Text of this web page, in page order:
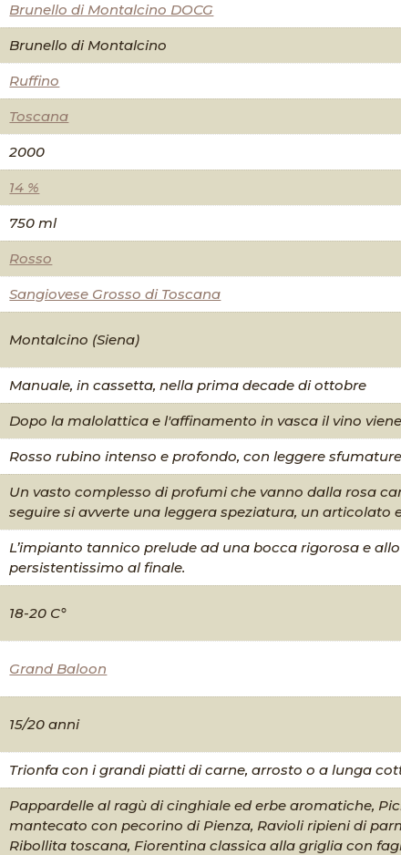
Brunello di Montalcino DOCG
Brunello di Montalcino
Ruffino
Toscana
2000
14 %
750 ml
Rosso
Sangiovese Grosso di Toscana
Montalcino (Siena)
Manuale, in cassetta, nella prima decade di ottobre
Dopo la malolattica e l'affinamento in vasca il vino
Rosso rubino intenso e profondo, con leggere
Un vasto complesso di profumi che vanno dalla rosa
seguire si avverte una leggera speziatura, un articolato
L’impianto tannico prelude ad una bocca rigorosa e
persistentissimo al finale.
18-20 C°
Grand Baloon
15/20 anni
Trionfa con i grandi piatti di carne, arrosto o a lunga
Pappardelle al ragù di cinghiale ed erbe aromatiche,
mantecato con pecorino di Pienza, Ravioli ripieni di
Ribollita toscana, Fiorentina classica alla griglia con